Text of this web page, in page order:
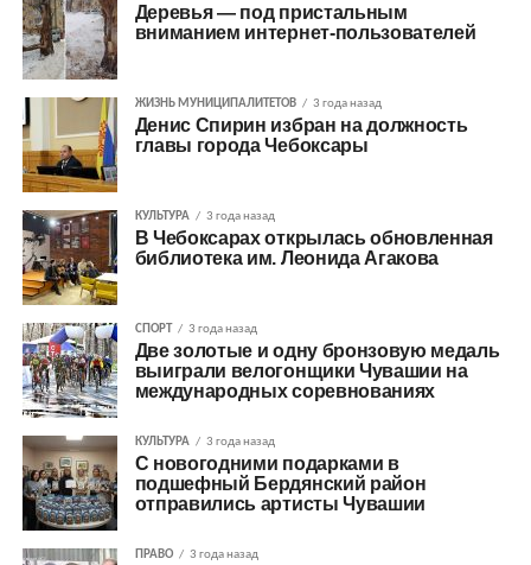
Деревья — под пристальным
вниманием интернет-пользователей
ЖИЗНЬ МУНИЦИПАЛИТЕТОВ 3 года назад
Денис Спирин избран на должность
главы города Чебоксары
КУЛЬТУРА 3 года назад
В Чебоксарах открылась обновленная
библиотека им. Леонида Агакова
СПОРТ 3 года назад
Две золотые и одну бронзовую медаль
выиграли велогонщики Чувашии на
международных соревнованиях
КУЛЬТУРА 3 года назад
С новогодними подарками в
подшефный Бердянский район
отправились артисты Чувашии
ПРАВО 3 года назад